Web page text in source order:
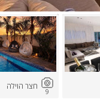
9
חצר הוילה